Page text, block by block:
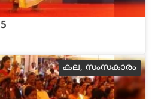
കല, സംസകാരം